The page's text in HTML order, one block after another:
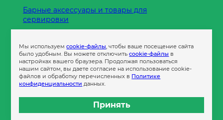
Барные аксессуары и товары для
сервировки
Пленка
Пакеты и сумки
Контейнеры
Бумага офисная
Мы используемcookie-файлы, чтобы ваше посещение сайта
было удобным. Вы можете отключитьcookie-файлы в
настройках вашего браузера. Продолжая пользоваться
нашим сайтом, вы даете согласие на использование cookie-
файлов и обработку перечисленных в Политике
конфиденциальности данных.
Принять